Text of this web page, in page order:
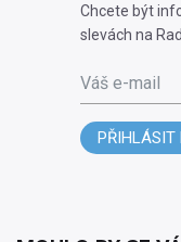
Chcete být
slevách na
Váš e-mail
PŘIHLÁSIT